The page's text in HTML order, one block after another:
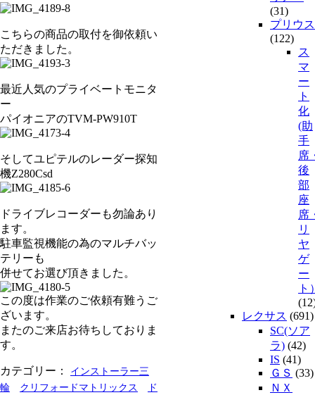
こちらの商品の取付を御依頼い
ただきました。
最近人気のプライベートモニタ
ー
パイオニアのTVM-PW910T
そしてユピテルのレーダー探知
機Z280Csd
ドライブレコーダーも勿論あり
ます。
駐車監視機能の為のマルチバッ
テリーも
併せてお選び頂きました。
この度は作業のご依頼有難うご
ざいます。
またのご来店お待ちしておりま
す。
カテゴリー：
インストーラー三
輪
クリフォードマトリックス
ド
(31)
プリウス
(122)
ス
マ
ー
ト
化
(助
手
席
後
部
座
席
リ
ヤ
ゲ
ー
ト
レクサス (691)
SC(ソア
ラ) (42)
IS (41)
ＧＳ (33)
ＮＸ